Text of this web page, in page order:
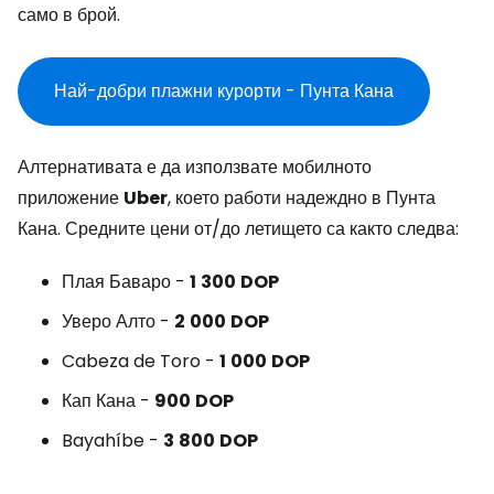
само в брой.
Най-добри плажни курорти - Пунта Кана
Алтернативата е да използвате мобилното
приложение Uber, което работи надеждно в Пунта
Кана. Средните цени от/до летището са както следва:
Плая Баваро - 1 300 DOP
Уверо Алто - 2 000 DOP
Cabeza de Toro - 1 000 DOP
Кап Кана - 900 DOP
Bayahíbe - 3 800 DOP